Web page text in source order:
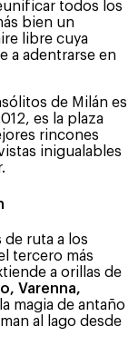
todos los
bien un
libre cuya
a adentrarse en
de Milán es
es la plaza
rincones
inigualables
de ruta a los
tercero más
a orillas de
Varenna,
magia de antaño
al lago desde